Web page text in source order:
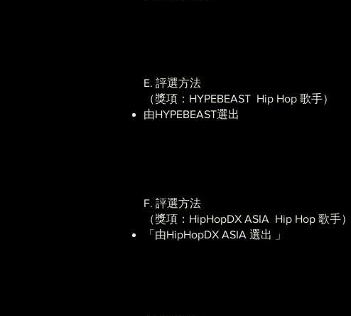
E. 評選方法
（獎項：HYPEBEAST Hip Hop 歌手）
由HYPEBEAST選出
F. 評選方法
（獎項：HipHopDX ASIA Hip Hop 歌手）
「由HipHopDX ASIA 選出 」